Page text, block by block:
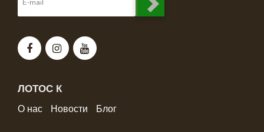
ЛОТОС К
О нас Новости Блог